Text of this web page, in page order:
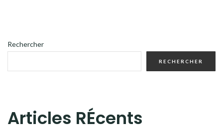
Rechercher
RECHERCHER
Articles RÉcents